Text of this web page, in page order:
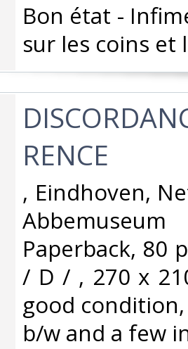
‎Bon état -
sur les coins et
RENCE‎
‎, Eindhoven,
Paperback, 80
/ D / , 270 x
good
b/w and a few